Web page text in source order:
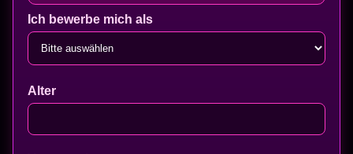
Ich bewerbe mich als
Alter